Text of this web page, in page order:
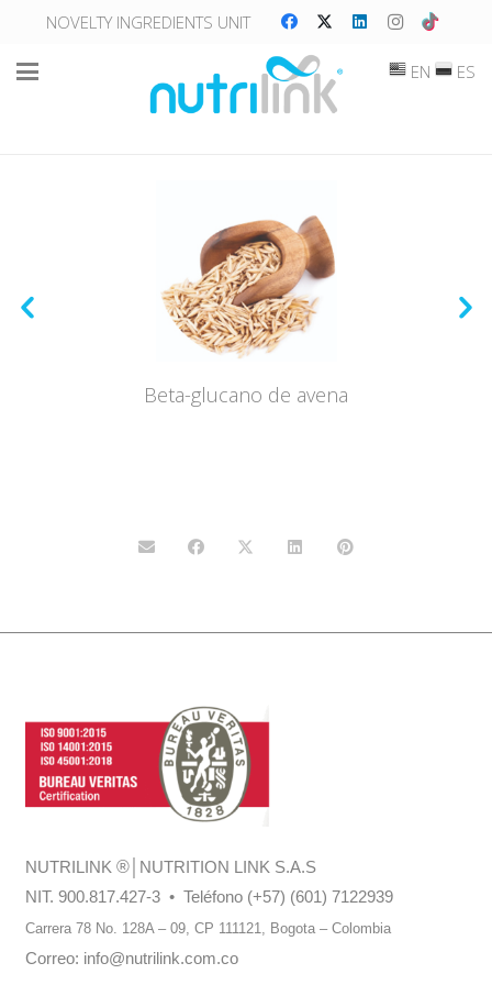
NOVELTY INGREDIENTS UNIT
EN ES
Beta-glucano de avena
NUTRILINK ®│NUTRITION LINK S.A.S
NIT. 900.817.427-3 • Teléfono (+57) (601) 7122939
Carrera 78 No. 128A – 09, CP 111121, Bogota – Colombia
Correo: info@nutrilink.com.co